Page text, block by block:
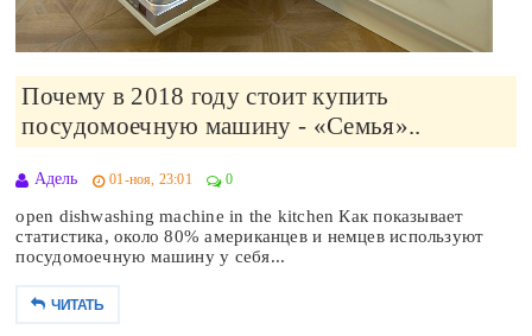
Почему в 2018 году стоит купить
посудомоечную машину - «Семья»..
Адель 01-ноя, 23:01 0
open dishwashing machine in the kitchen Как показывает
статистика, около 80% американцев и немцев используют
посудомоечную машину у себя...
ЧИТАТЬ